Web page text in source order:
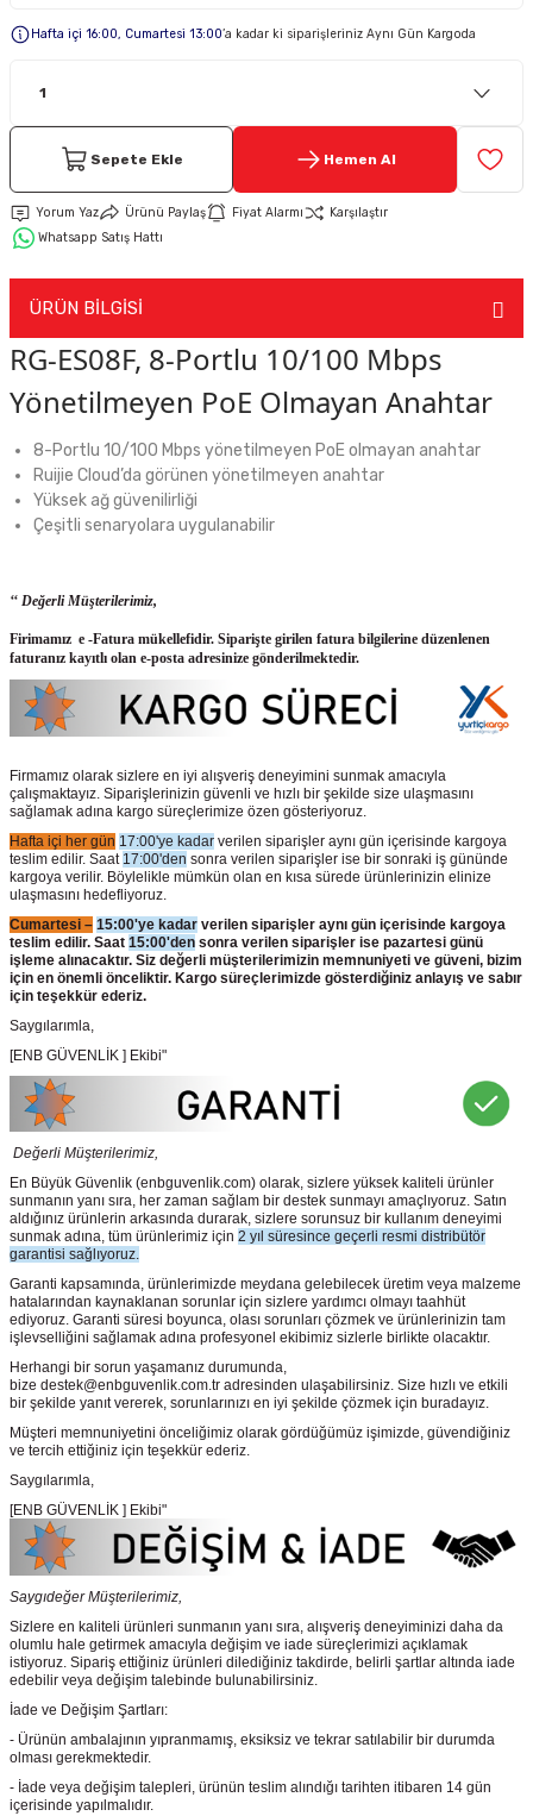
Hafta içi 16:00, Cumartesi 13:00’a kadar ki siparişleriniz Aynı Gün Kargoda
Sepete Ekle Hemen Al
Yorum Yaz Ürünü Paylaş Fiyat Alarmı
Karşılaştır
Whatsapp Satış Hattı
ÜRÜN BİLGİSİ
RG-ES08F, 8-Portlu 10/100 Mbps
Yönetilmeyen PoE Olmayan Anahtar
8-Portlu 10/100 Mbps yönetilmeyen PoE olmayan anahtar
Ruijie Cloud’da görünen yönetilmeyen anahtar
Yüksek ağ güvenilirliği
Çeşitli senaryolara uygulanabilir
‘‘ Değerli Müşterilerimiz,
Firimamız e -Fatura mükellefidir. Siparişte girilen fatura bilgilerine düzenlenen
faturanız kayıtlı olan e-posta adresinize gönderilmektedir.
Firmamız olarak sizlere en iyi alışveriş deneyimini sunmak amacıyla
çalışmaktayız. Siparişlerinizin güvenli ve hızlı bir şekilde size ulaşmasını
sağlamak adına kargo süreçlerimize özen gösteriyoruz.
Hafta içi her gün 17:00'ye kadar verilen siparişler aynı gün içerisinde kargoya
teslim edilir. Saat 17:00'den sonra verilen siparişler ise bir sonraki iş gününde
kargoya verilir. Böylelikle mümkün olan en kısa sürede ürünlerinizin elinize
ulaşmasını hedefliyoruz.
Cumartesi – 15:00'ye kadar verilen siparişler aynı gün içerisinde kargoya
teslim edilir. Saat 15:00'den sonra verilen siparişler ise pazartesi günü
işleme alınacaktır. Siz değerli müşterilerimizin memnuniyeti ve güveni, bizim
için en önemli önceliktir. Kargo süreçlerimizde gösterdiğiniz anlayış ve sabır
için teşekkür ederiz.
Saygılarımla,
[ENB GÜVENLİK ] Ekibi"
Değerli Müşterilerimiz,
En Büyük Güvenlik (enbguvenlik.com) olarak, sizlere yüksek kaliteli ürünler
sunmanın yanı sıra, her zaman sağlam bir destek sunmayı amaçlıyoruz. Satın
aldığınız ürünlerin arkasında durarak, sizlere sorunsuz bir kullanım deneyimi
sunmak adına, tüm ürünlerimiz için 2 yıl süresince geçerli resmi distribütör
garantisi sağlıyoruz.
Garanti kapsamında, ürünlerimizde meydana gelebilecek üretim veya malzeme
hatalarından kaynaklanan sorunlar için sizlere yardımcı olmayı taahhüt
ediyoruz. Garanti süresi boyunca, olası sorunları çözmek ve ürünlerinizin tam
işlevselliğini sağlamak adına profesyonel ekibimiz sizlerle birlikte olacaktır.
Herhangi bir sorun yaşamanız durumunda,
bize destek@enbguvenlik.com.tr adresinden ulaşabilirsiniz. Size hızlı ve etkili
bir şekilde yanıt vererek, sorunlarınızı en iyi şekilde çözmek için buradayız.
Müşteri memnuniyetini önceliğimiz olarak gördüğümüz işimizde, güvendiğiniz
ve tercih ettiğiniz için teşekkür ederiz.
Saygılarımla,
[ENB GÜVENLİK ] Ekibi"
Saygıdeğer Müşterilerimiz,
Sizlere en kaliteli ürünleri sunmanın yanı sıra, alışveriş deneyiminizi daha da
olumlu hale getirmek amacıyla değişim ve iade süreçlerimizi açıklamak
istiyoruz. Sipariş ettiğiniz ürünleri dilediğiniz takdirde, belirli şartlar altında iade
edebilir veya değişim talebinde bulunabilirsiniz.
İade ve Değişim Şartları:
- Ürünün ambalajının yıpranmamış, eksiksiz ve tekrar satılabilir bir durumda
olması gerekmektedir.
- İade veya değişim talepleri, ürünün teslim alındığı tarihten itibaren 14 gün
içerisinde yapılmalıdır.